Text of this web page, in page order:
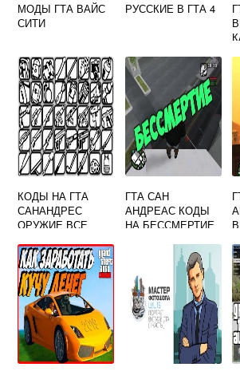
МОДЫ ГТА ВАЙС
СИТИ
РУССКИЕ В ГТА 4
КОДЫ НА ГТА
САНАНДРЕС
ОРУЖИЕ ВСЕ
ГТА САН
АНДРЕАС КОДЫ
НА БЕССМЕРТИЕ